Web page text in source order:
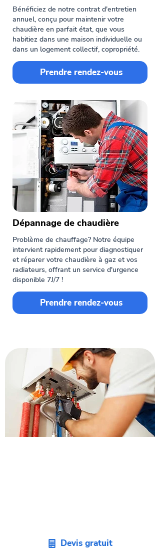
Bénéficiez de notre contrat d'entretien
annuel, conçu pour maintenir votre
chaudière en parfait état, que vous
habitiez dans une maison individuelle ou
dans un logement collectif, copropriété.
Prendre rendez-vous
Dépannage de chaudière
Problème de chauffage? Notre équipe
intervient rapidement pour diagnostiquer
et réparer votre chaudière à gaz et vos
radiateurs, offrant un service d'urgence
disponible 7J/7 !
Prendre rendez-vous
Devis gratuit